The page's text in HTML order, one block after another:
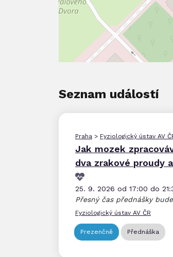
Seznam událostí
Praha > Fyziologický ústav AV
Jak mozek
dva zrakové proudy
25. 9. 2026 od 17:00 do
Přesný čas přednášky
Fyziologický ústav AV ČR
Prezenčně Přednáška